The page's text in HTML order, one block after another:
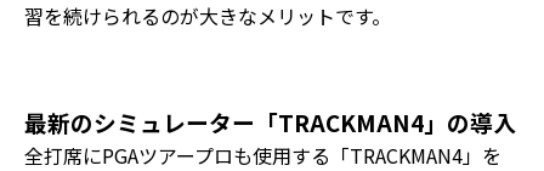
習を続けられるのが大きなメリットです。
最新のシミュレーター「TRACKMAN4」の導入
全打席にPGAツアープロも使用する「TRACKMAN4」を